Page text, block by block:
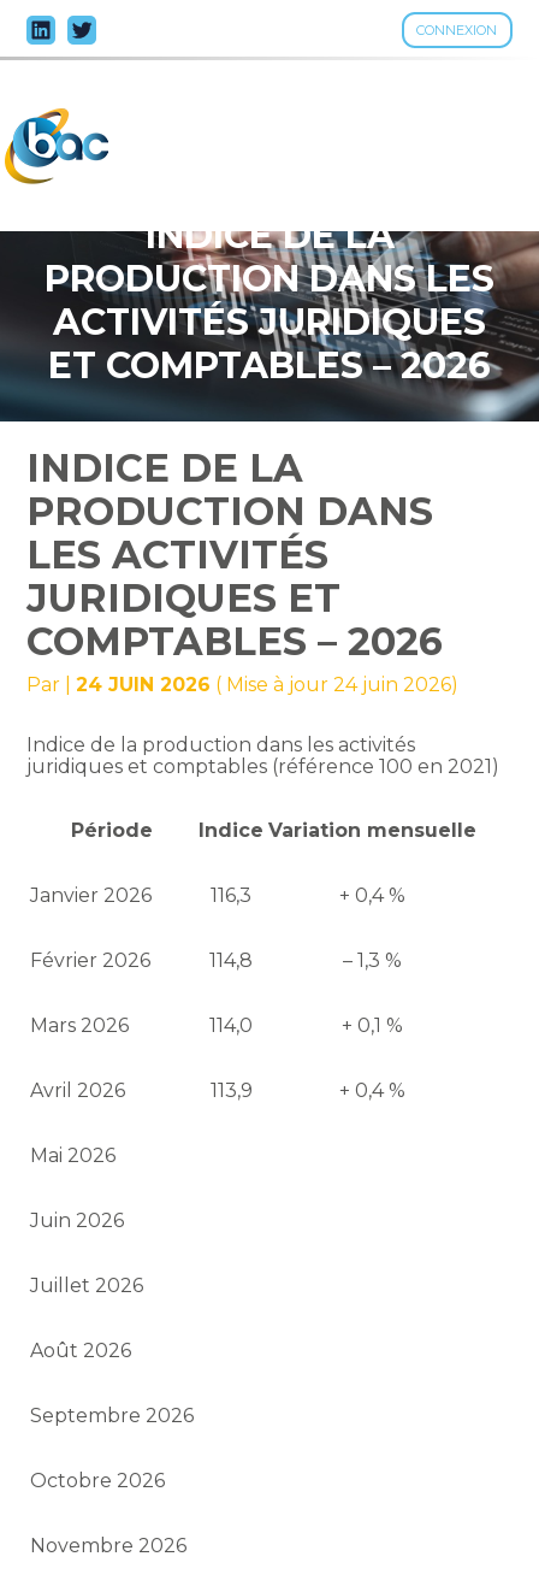
CONNEXION
Aller
au
INDICE DE LA
PRODUCTION DANS LES
ACTIVITÉS JURIDIQUES
ET COMPTABLES – 2026
INDICE DE LA
PRODUCTION DANS
LES ACTIVITÉS
JURIDIQUES ET
COMPTABLES – 2026
Par |24 JUIN 2026 ( Mise à jour 24 juin 2026)
Indice de la production dans les activités
juridiques et comptables (référence 100 en 2021)
Période Indice Variation mensuelle
Janvier 2026 116,3 + 0,4 %
Février 2026 114,8 – 1,3 %
Mars 2026 114,0 + 0,1 %
Avril 2026 113,9 + 0,4 %
Mai 2026
Juin 2026
Juillet 2026
Août 2026
Septembre 2026
Octobre 2026
Novembre 2026